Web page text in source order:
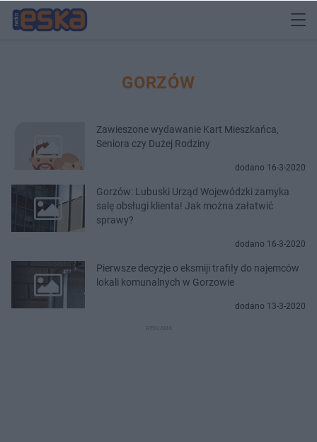
GORZÓW
Zawieszone wydawanie Kart Mieszkańca,
Seniora czy Dużej Rodziny
dodano 16-3-2020
Gorzów: Lubuski Urząd Wojewódzki zamyka
salę obsługi klienta! Jak można załatwić
sprawy?
dodano 16-3-2020
Pierwsze decyzje o eksmiji trafiły do najemców
lokali komunalnych w Gorzowie
dodano 13-3-2020